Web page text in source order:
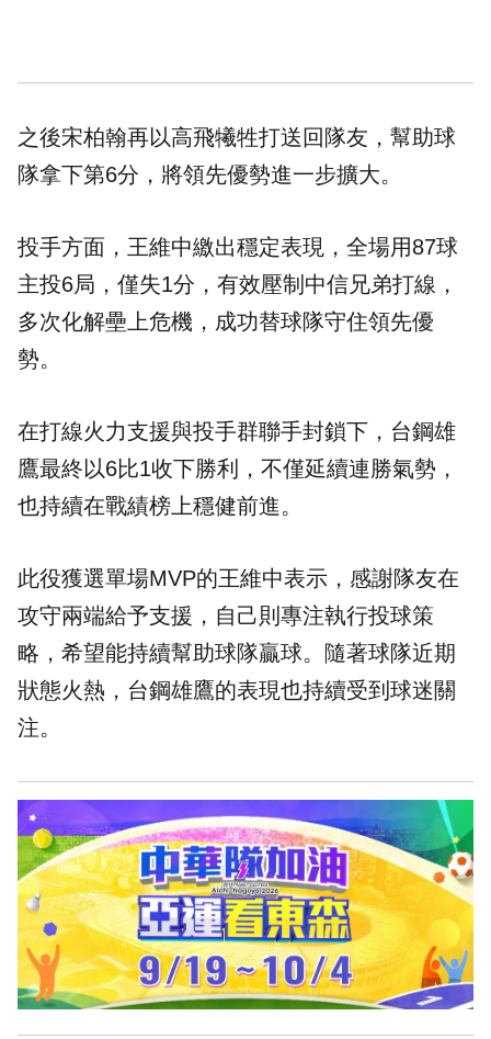
之後宋柏翰再以高飛犧牲打送回隊友，幫助球
隊拿下第6分，將領先優勢進一步擴大。
投手方面，王維中繳出穩定表現，全場用87球
主投6局，僅失1分，有效壓制中信兄弟打線，
多次化解壘上危機，成功替球隊守住領先優
勢。
在打線火力支援與投手群聯手封鎖下，台鋼雄
鷹最終以6比1收下勝利，不僅延續連勝氣勢，
也持續在戰績榜上穩健前進。
此役獲選單場MVP的王維中表示，感謝隊友在
攻守兩端給予支援，自己則專注執行投球策
略，希望能持續幫助球隊贏球。隨著球隊近期
狀態火熱，台鋼雄鷹的表現也持續受到球迷關
注。